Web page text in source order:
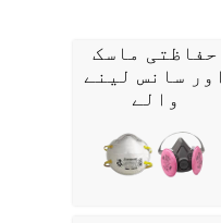
حفاظتی ماسک
اور سانس لینے
والے